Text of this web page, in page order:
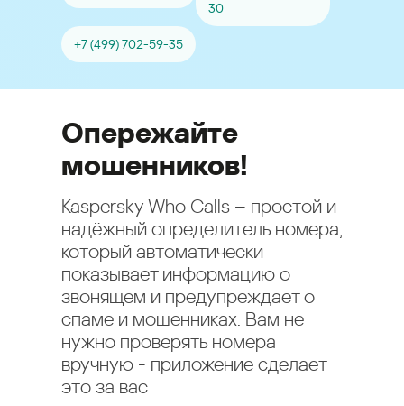
30
+7 (499) 702-59-35
Опережайте
мошенников!
Kaspersky Who Calls – простой и
надёжный определитель номера,
который автоматически
показывает информацию о
звонящем и предупреждает о
спаме и мошенниках. Вам не
нужно проверять номера
вручную - приложение сделает
это за вас